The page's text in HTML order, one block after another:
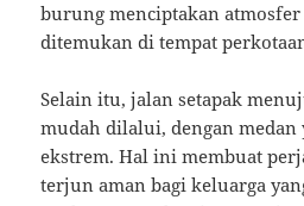
burung menciptakan
ditemukan di tempat
Selain itu, jalan setapak
mudah dilalui, dengan
ekstrem. Hal ini membuat
terjun aman bagi keluarga